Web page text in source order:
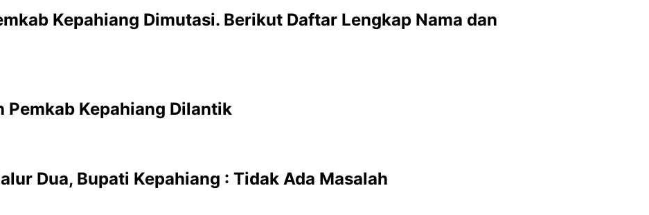
Kepahiang Dimutasi. Berikut Daftar Lengkap Nama dan
Pemkab Kepahiang Dilantik
Dua, Bupati Kepahiang : Tidak Ada Masalah